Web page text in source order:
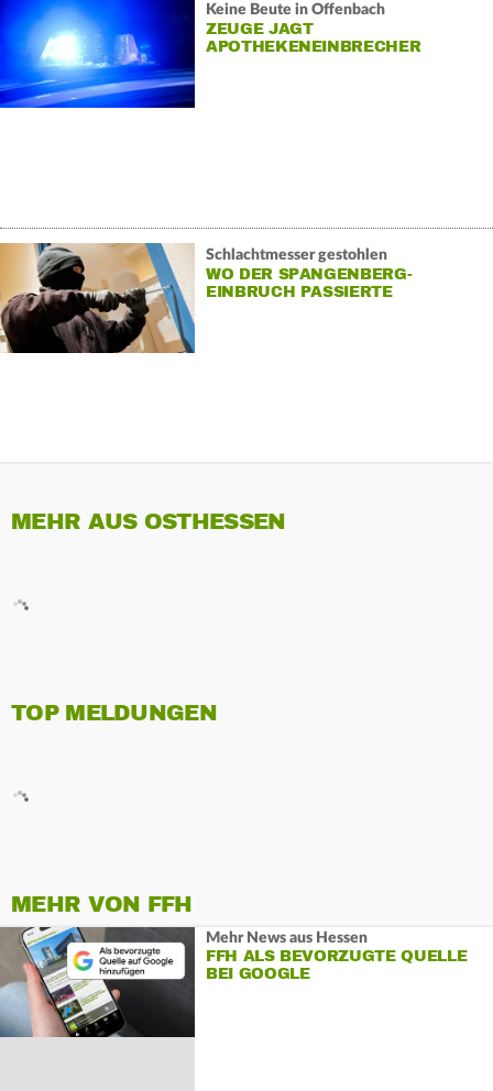
Keine Beute in Offenbach
ZEUGE JAGT
APOTHEKENEINBRECHER
Schlachtmesser gestohlen
WO DER SPANGENBERG-
EINBRUCH PASSIERTE
MEHR AUS OSTHESSEN
TOP MELDUNGEN
MEHR VON FFH
Mehr News aus Hessen
FFH ALS BEVORZUGTE QUELLE
BEI GOOGLE